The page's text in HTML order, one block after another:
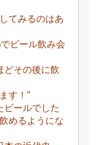
てみるのはあ
ビール飲み会
どその後に飲
す！"
ビールでした
めるようにな